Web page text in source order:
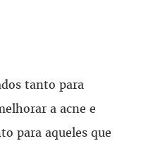
tanto para
a acne e
para aqueles que